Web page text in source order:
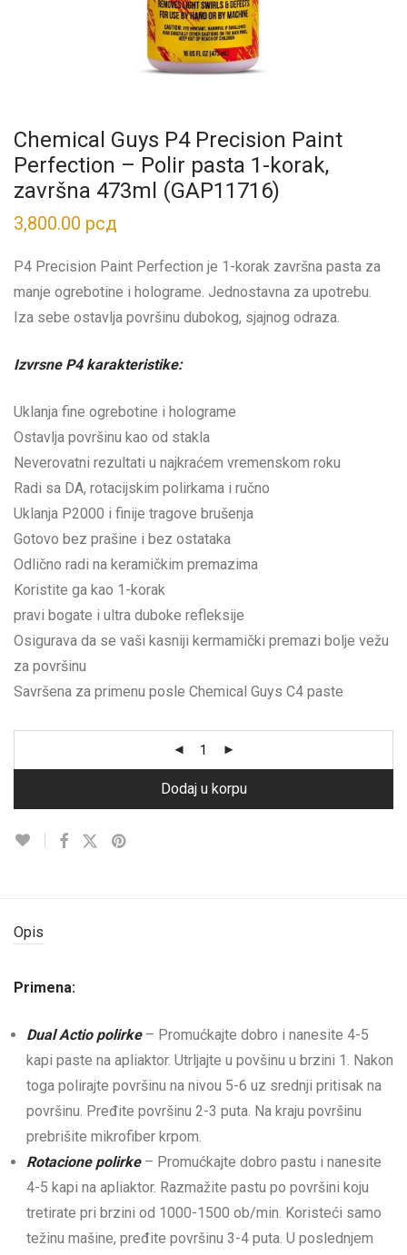
Chemical Guys P4 Precision Paint
Perfection – Polir pasta 1-korak,
završna 473ml (GAP11716)
3,800.00 рсд
P4 Precision Paint Perfection je 1-korak završna pasta za
manje ogrebotine i holograme. Jednostavna za upotrebu.
Iza sebe ostavlja površinu dubokog, sjajnog odraza.
Izvrsne P4 karakteristike:
Uklanja fine ogrebotine i holograme
Ostavlja površinu kao od stakla
Neverovatni rezultati u najkraćem vremenskom roku
Radi sa DA, rotacijskim polirkama i ručno
Uklanja P2000 i finije tragove brušenja
Gotovo bez prašine i bez ostataka
Odlično radi na keramičkim premazima
Koristite ga kao 1-korak
pravi bogate i ultra duboke refleksije
Osigurava da se vaši kasniji kermamički premazi bolje vežu
za površinu
Savršena za primenu posle Chemical Guys C4 paste
Dodaj u korpu
Opis
Primena:
Dual Actio polirke– Promućkajte dobro i nanesite 4-5
kapi paste na apliaktor. Utrljajte u povšinu u brzini 1. Nakon
toga polirajte površinu na nivou 5-6 uz srednji pritisak na
površinu. Pređite površinu 2-3 puta. Na kraju površinu
prebrišite mikrofiber krpom.
Rotacione polirke– Promućkajte dobro pastu i nanesite
4-5 kapi na apliaktor. Razmažite pastu po površini koju
tretirate pri brzini od 1000-1500 ob/min. Koristeći samo
težinu mašine, pređite površinu 3-4 puta. U poslednjem